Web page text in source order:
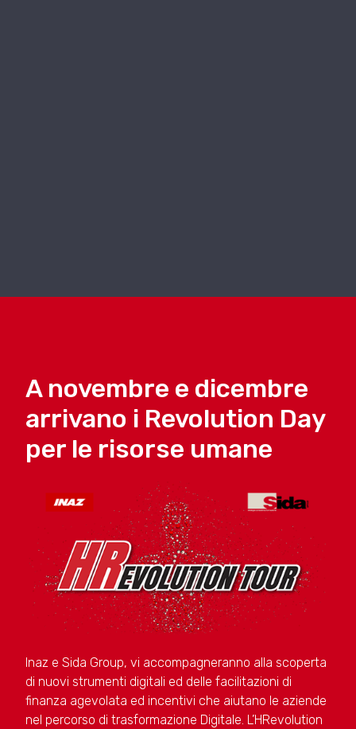
A novembre e dicembre
arrivano i Revolution Day
per le risorse umane
Inaz e Sida Group, vi accompagneranno alla scoperta
di nuovi strumenti digitali ed delle facilitazioni di
finanza agevolata ed incentivi che aiutano le aziende
nel percorso di trasformazione Digitale. L’HRevolution